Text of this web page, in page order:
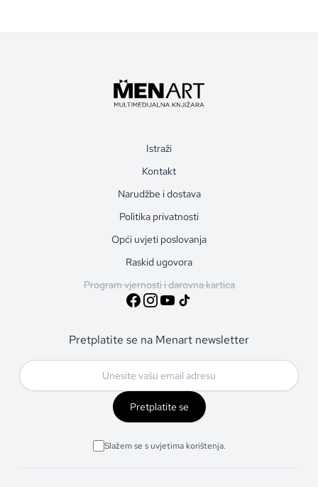
Istraži
Kontakt
Narudžbe i dostava
Politika privatnosti
Opći uvjeti poslovanja
Raskid ugovora
Program vjernosti i darovna kartica
Pretplatite se na Menart newsletter
Pretplatite se
Slažem se s uvjetima korištenja.